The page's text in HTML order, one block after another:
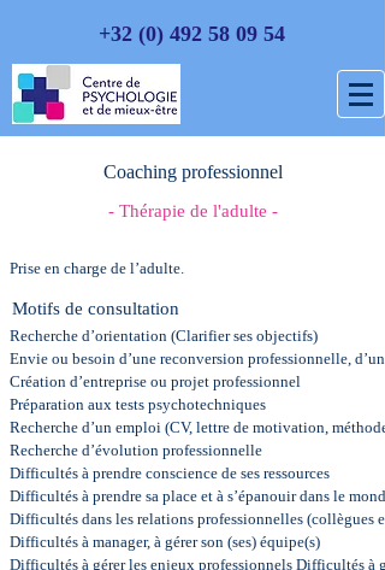
+32 (0) 492 58 09 54
Coaching professionnel
- Thérapie de l'adulte -
Prise en charge de l’adulte.
Motifs de consultation
Recherche d’orientation (Clarifier ses objectifs)
Envie ou besoin d’une reconversion professionnelle,
Création d’entreprise ou projet professionnel
Préparation aux tests psychotechniques
Recherche d’un emploi (CV, lettre de motivation,
Recherche d’évolution professionnelle
Difficultés à prendre conscience de ses ressources
Difficultés à prendre sa place et à s’épanouir dans le
Difficultés dans les relations professionnelles (collègues
Difficultés à manager, à gérer son (ses) équipe(s)
Difficultés à gérer les enjeux professionnels Difficultés à